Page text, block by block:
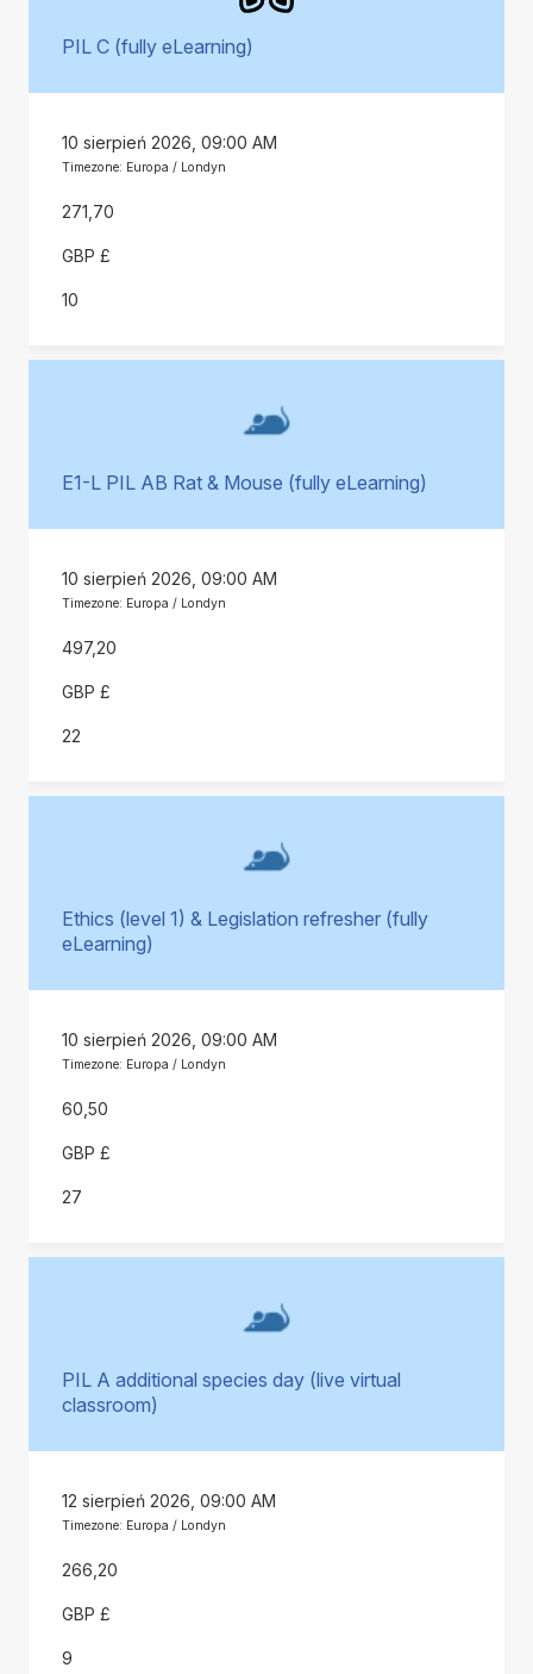
PIL C (fully eLearning)
10 sierpień 2026, 09:00 AM
Timezone: Europa / Londyn
271,70
GBP £
10
E1-L PIL AB Rat & Mouse (fully eLearning)
10 sierpień 2026, 09:00 AM
Timezone: Europa / Londyn
497,20
GBP £
22
Ethics (level 1) & Legislation refresher (fully
eLearning)
10 sierpień 2026, 09:00 AM
Timezone: Europa / Londyn
60,50
GBP £
27
PIL A additional species day (live virtual
classroom)
12 sierpień 2026, 09:00 AM
Timezone: Europa / Londyn
266,20
GBP £
9